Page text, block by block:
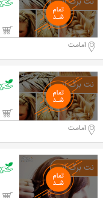
امامت
امامت